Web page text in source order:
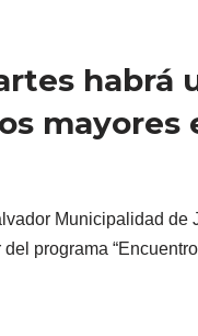
habrá
mayores
Municipalidad
programa